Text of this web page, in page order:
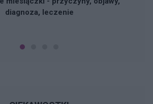
diagnoza, leczenie